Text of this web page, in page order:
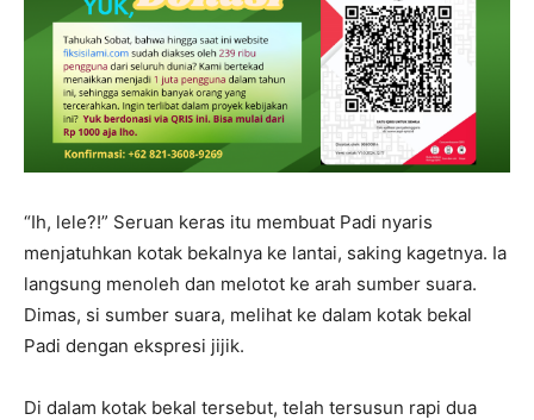
“Ih, lele?!” Seruan keras itu membuat Padi nyaris
menjatuhkan kotak bekalnya ke lantai, saking kagetnya. Ia
langsung menoleh dan melotot ke arah sumber suara.
Dimas, si sumber suara, melihat ke dalam kotak bekal
Padi dengan ekspresi jijik.
Di dalam kotak bekal tersebut, telah tersusun rapi dua